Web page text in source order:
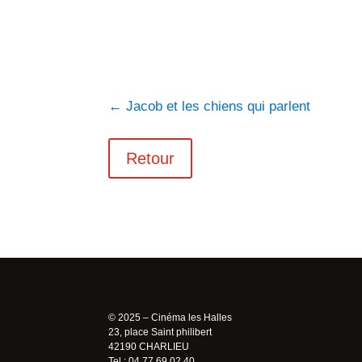
←Jacob et les chiens qui parlent
Retour
© 2025 – Cinéma les Halles
23, place Saint philibert
42190 CHARLIEU